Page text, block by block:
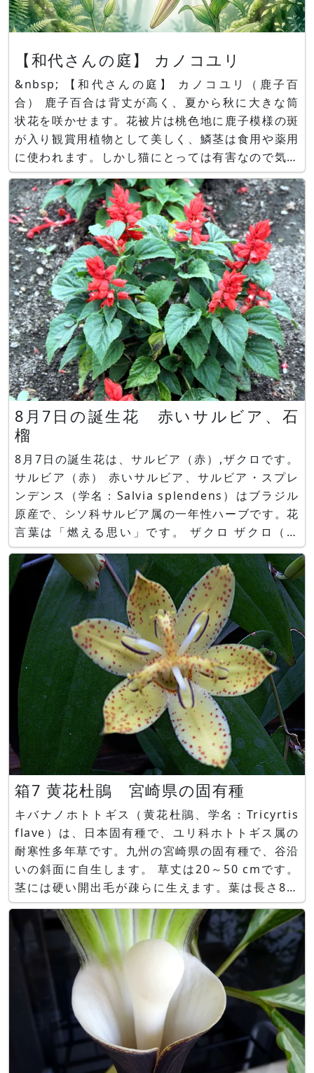
【和代さんの庭】 カノコユリ
&nbsp; 【和代さんの庭】 カノコユリ（鹿子百
合） 鹿子百合は背丈が高く、夏から秋に大きな筒
状花を咲かせます。花被片は桃色地に鹿子模様の斑
が入り観賞用植物として美しく、鱗茎は食用や薬用
に使われます。しかし猫にとっては有害なので気を
付ける必要があります。 和代さんの庭では今を盛
りに、花壇の主役として元気に咲いていました。
ブログ https://www.flower-db.com/ja/blo
8月7日の誕生花 赤いサルビア、石
榴
8月7日の誕生花は、サルビア（赤）,ザクロです。
サルビア（赤） 赤いサルビア、サルビア・スプレ
ンデンス（学名：Salvia splendens）はブラジル
原産で、シソ科サルビア属の一年性ハーブです。花
言葉は「燃える思い」です。 ザクロ ザクロ（石
榴、学名：Punica granatum）はイランやアフガ
ニスタン原産でザクロ科の耐寒性落葉小高木です。
花言葉は「円熟した優雅さ」です。 誕生花
箱7 黄花杜鵑 宮崎県の固有種
キバナノホトトギス（黄花杜鵑、学名：Tricyrtis
flave）は、日本固有種で、ユリ科ホトトギス属の
耐寒性多年草です。九州の宮崎県の固有種で、谷沿
いの斜面に自生します。 草丈は20～50 cmです。
茎には硬い開出毛が疎らに生えます。葉は長さ8～
20cmの緑色披針形をしており互生して茎に付きま
す。9月～11月に、葉腋から褐色の毛が生えた2～
6cmの花柄を出し、1～2個の花を上向きに咲かせ